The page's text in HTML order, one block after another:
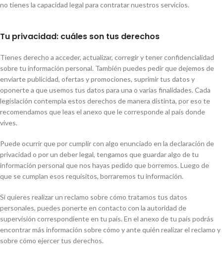
no tienes la capacidad legal para contratar nuestros servicios.
Tu privacidad: cuáles son tus derechos
Tienes derecho a acceder, actualizar, corregir y tener confidencialidad
sobre tu información personal. También puedes pedir que dejemos de
enviarte publicidad, ofertas y promociones, suprimir tus datos y
oponerte a que usemos tus datos para una o varias finalidades. Cada
legislación contempla estos derechos de manera distinta, por eso te
recomendamos que leas el anexo que le corresponde al país donde
vives.
Puede ocurrir que por cumplir con algo enunciado en la declaración de
privacidad o por un deber legal, tengamos que guardar algo de tu
información personal que nos hayas pedido que borremos. Luego de
que se cumplan esos requisitos, borraremos tu información.
Si quieres realizar un reclamo sobre cómo tratamos tus datos
personales, puedes ponerte en contacto con la autoridad de
supervisión correspondiente en tu país. En el anexo de tu país podrás
encontrar más información sobre cómo y ante quién realizar el reclamo y
sobre cómo ejercer tus derechos.